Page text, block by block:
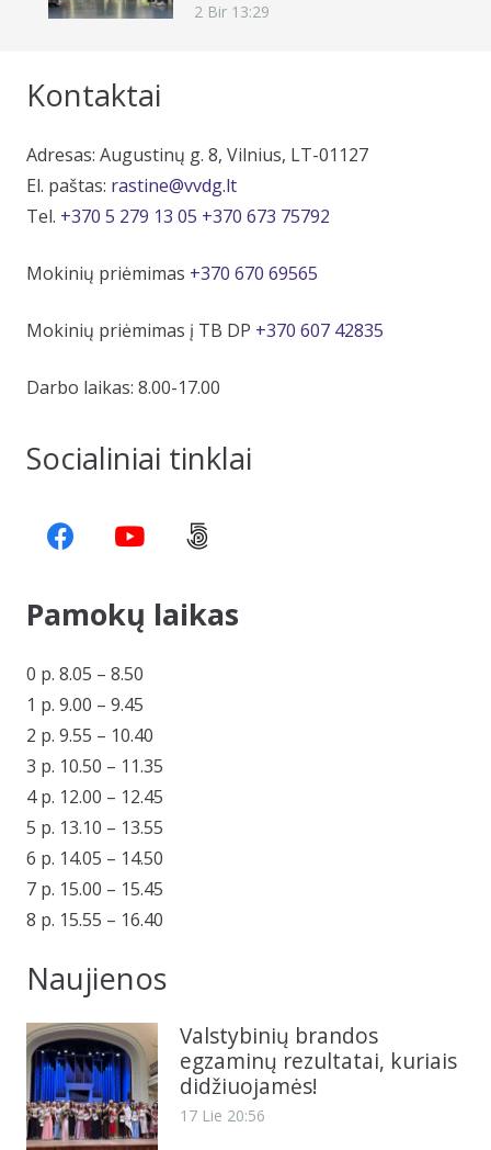
2 Bir 13:29
Kontaktai
Adresas: Augustinų g. 8, Vilnius, LT-01127
El. paštas: rastine@vvdg.lt
Tel. +370 5 279 13 05 +370 673 75792
Mokinių priėmimas +370 670 69565
Mokinių priėmimas į TB DP +370 607 42835
Darbo laikas: 8.00-17.00
Socialiniai tinklai
Pamokų laikas
0 p. 8.05 – 8.50
1 p. 9.00 – 9.45
2 p. 9.55 – 10.40
3 p. 10.50 – 11.35
4 p. 12.00 – 12.45
5 p. 13.10 – 13.55
6 p. 14.05 – 14.50
7 p. 15.00 – 15.45
8 p. 15.55 – 16.40
Naujienos
Valstybinių brandos
egzaminų rezultatai, kuriais
didžiuojamės!
17 Lie 20:56